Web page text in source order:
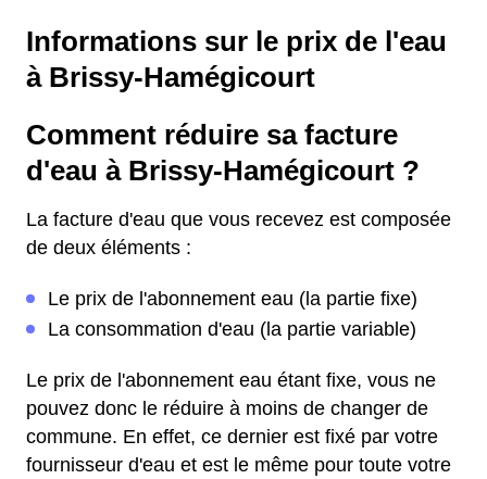
Informations sur le prix de l'eau
à Brissy-Hamégicourt
Comment réduire sa facture
d'eau à Brissy-Hamégicourt ?
La facture d'eau que vous recevez est composée
de deux éléments :
Le prix de l'abonnement eau (la partie fixe)
La consommation d'eau (la partie variable)
Le prix de l'abonnement eau étant fixe, vous ne
pouvez donc le réduire à moins de changer de
commune. En effet, ce dernier est fixé par votre
fournisseur d'eau et est le même pour toute votre